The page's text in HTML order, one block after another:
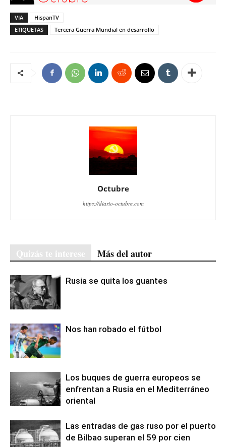
VIA
HispanTV
ETIQUETAS
Tercera Guerra Mundial en desarrollo
Octubre
https://diario-octubre.com
Quizás te interese Más del autor
Rusia se quita los guantes
Nos han robado el fútbol
Los buques de guerra europeos se
enfrentan a Rusia en el Mediterráneo
oriental
Las entradas de gas ruso por el puerto
de Bilbao superan el 59 por cien